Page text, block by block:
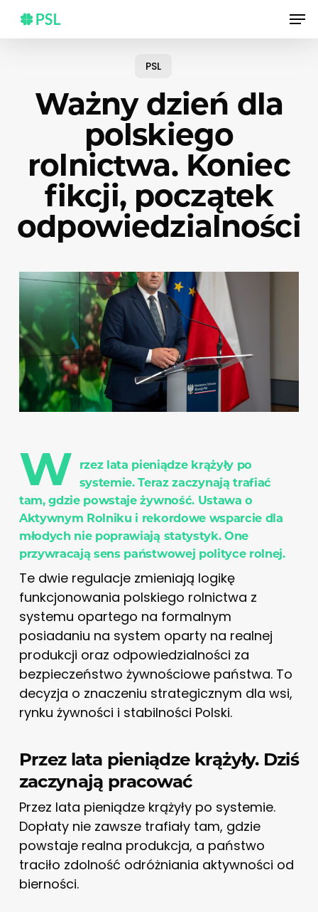
main
PSL
Ważny dzień dla
polskiego
rolnictwa. Koniec
fikcji, początek
odpowiedzialności
W rzez lata pieniądze krążyły po
systemie. Teraz zaczynają trafiać
tam, gdzie powstaje żywność. Ustawa o
Aktywnym Rolniku i rekordowe wsparcie dla
młodych nie poprawiają statystyk. One
przywracają sens państwowej polityce rolnej.
Te dwie regulacje zmieniają logikę
funkcjonowania polskiego rolnictwa z
systemu opartego na formalnym
posiadaniu na system oparty na realnej
produkcji oraz odpowiedzialności za
bezpieczeństwo żywnościowe państwa. To
decyzja o znaczeniu strategicznym dla wsi,
rynku żywności i stabilności Polski.
Przez lata pieniądze krążyły. Dziś
zaczynają pracować
Przez lata pieniądze krążyły po systemie.
Dopłaty nie zawsze trafiały tam, gdzie
powstaje realna produkcja, a państwo
traciło zdolność odróżniania aktywności od
bierności.